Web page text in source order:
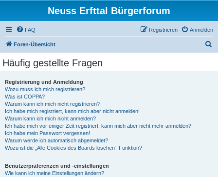
Neuss Erfttal Bürgerforum
FAQ Anmelden
Registrieren
Foren-Übersicht
Häufig gestellte Fragen
Registrierung und Anmeldung
Wozu muss ich mich registrieren?
Was ist COPPA?
Warum kann ich mich nicht registrieren?
Ich habe mich registriert, kann mich aber nicht anmelden!
Warum kann ich mich nicht anmelden?
Ich habe mich vor einiger Zeit registriert, kann mich aber nicht mehr anmelden?!
Ich habe mein Passwort vergessen!
Warum werde ich automatisch abgemeldet?
Wozu ist die „Alle Cookies des Boards löschen“-Funktion?
Benutzerpräferenzen und -einstellungen
Wie kann ich meine Einstellungen ändern?